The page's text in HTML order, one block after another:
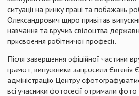
ситуації на ринку праці та побажань
Олександрович щиро привітав
навчання та вручив свідоцтва
присвоєння робітничої професії.
Після завершення офіційної частини
грамот, випускники запросили Євгенія
адміністрацію Центру
всі учасники фотосесії отримали фото